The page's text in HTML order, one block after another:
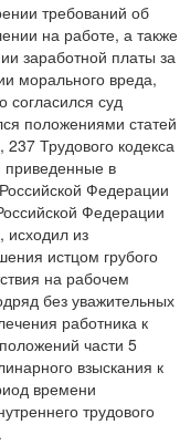
требований об
на работе, а также
заработной платы за
морального вреда,
согласился суд
положениями статей
Трудового кодекса
приведенные в
Федерации
Федерации
исходил из
истцом грубого
на рабочем
без уважительных
работника к
части 5
взыскания к
времени
трудового